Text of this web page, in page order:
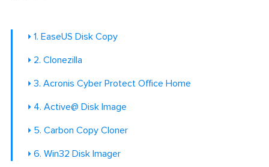
1. EaseUS Disk Copy
2. Clonezilla
3. Acronis Cyber Protect Office Home
4. Active@ Disk Image
5. Carbon Copy Cloner
6. Win32 Disk Imager